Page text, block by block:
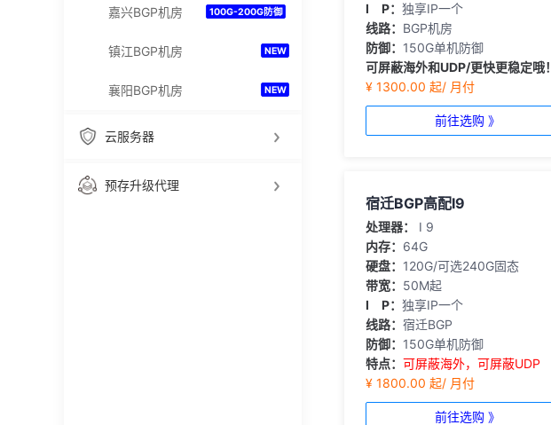
嘉兴BGP机房 100G-200G防御
镇江BGP机房 NEW
襄阳BGP机房 NEW
云服务器
预存升级代理
I P： 独享IP一个
线路： BGP机房
防御： 150G单机防御
可屏蔽海外和UDP/更快更稳定哦！
¥ 1300.00 起/ 月付
前往选购 》
宿迁BGP高配I9
处理器：
I 9
内存： 64G
硬盘： 120G/可选240G固态
带宽： 50M起
I P： 独享IP一个
线路： 宿迁BGP
防御： 150G单机防御
特点： 可屏蔽海外，可屏蔽UDP
¥ 1800.00 起/ 月付
前往选购 》